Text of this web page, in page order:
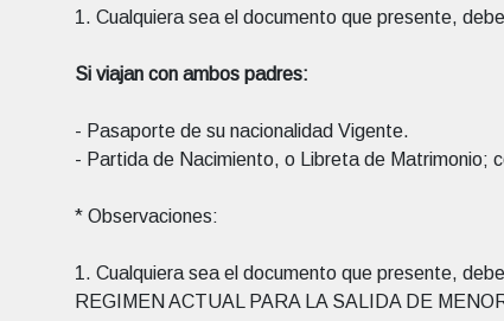
1. Cualquiera sea el documento que presente,
Si viajan con ambos padres:
- Pasaporte de su nacionalidad Vigente.
- Partida de Nacimiento, o Libreta de Matrimonio;
* Observaciones:
1. Cualquiera sea el documento que presente,
REGIMEN ACTUAL PARA LA SALIDA DE